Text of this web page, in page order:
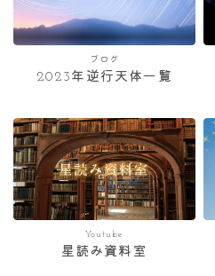
ブログ
2023年逆行天体一覧
Youtube
星読み資料室